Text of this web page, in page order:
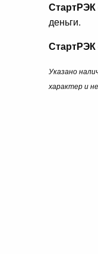
СтартРЭК
деньги.
СтартРЭК
Указано
характер и